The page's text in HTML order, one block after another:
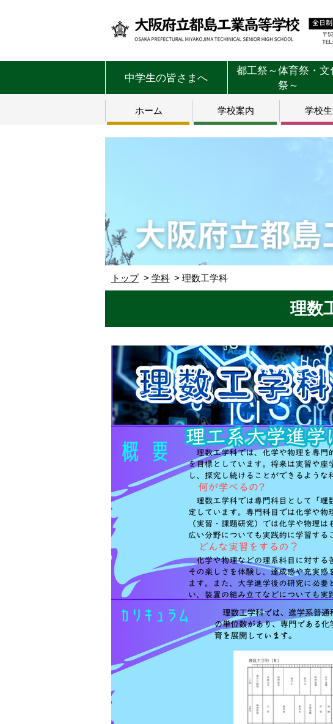
中学生の皆さまへ
都工祭～体育祭・文
祭～
ホーム 学校案内 学校
トップ 学科 理数工学科
理数